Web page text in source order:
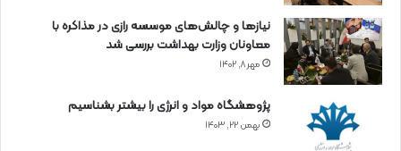
نیازها و چالش‌های موسسه رازی در مذاکره با
معاونان وزارت بهداشت بررسی شد
مهر ۸, ۱۴۰۲
پژوهشگاه مواد و انرژی را بیشتر بشناسیم
بهمن ۲۲, ۱۴۰۳